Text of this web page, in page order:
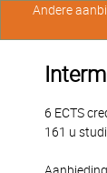
6 ECTS
161 u
Andere